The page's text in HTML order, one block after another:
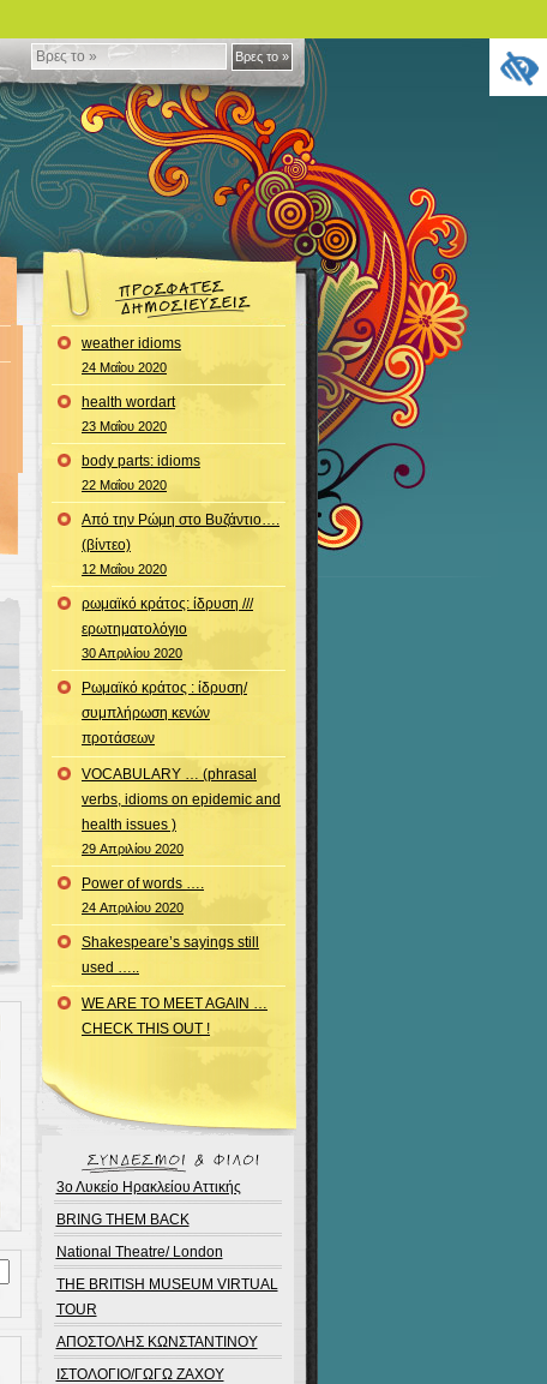
Βρες
το
»
Βρες το »
weather idioms
24 Μαΐου 2020
health wordart
23 Μαΐου 2020
body parts: idioms
22 Μαΐου 2020
Από την Ρώμη στο Βυζάντιο….
(βίντεο)
12 Μαΐου 2020
ρωμαϊκό κράτος: ίδρυση ///
ερωτηματολόγιο
30 Απριλίου 2020
Ρωμαϊκό κράτος : ίδρυση/
συμπλήρωση κενών
προτάσεων
VOCABULARY … (phrasal
verbs, idioms on epidemic and
health issues )
29 Απριλίου 2020
Power of words ….
24 Απριλίου 2020
Shakespeare’s sayings still
used …..
WE ARE TO MEET AGAIN …
CHECK THIS OUT !
3ο Λυκείο Ηρακλείου Αττικής
BRING THEM BACK
National Theatre/ London
THE BRITISH MUSEUM VIRTUAL
TOUR
ΑΠΟΣΤΟΛΗΣ ΚΩΝΣΤΑΝΤΙΝΟΥ
ΙΣΤΟΛΟΓΙΟ/ΓΩΓΩ ΖΑΧΟΥ